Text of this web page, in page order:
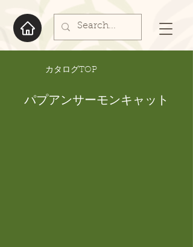
​カタログTOP
パプアンサーモンキャット